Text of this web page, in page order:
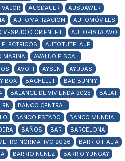
AUSDAUER
AUSDAWER
AUTOMATIZACIÓN
AUTOMÓVILES
ORIENTE II
AUTOPISTA AVO
AUTOTUTELAJE
MARINA
AVALÚO FISCAL
AVO II AYSÉN
AYUDAS
BOX BACHELET
BAD BUNNY
BALANCE DE VIVIENDA 2025
BALAT
BANCO CENTRAL
BANCO ESTADO
BANCO MUNDIAL
BAÑOS BAR
BARCELONA
NORMATIVO 2026
BARRIO ITALIA
BARRIO NUÑEZ
BARRIO YUNGAY